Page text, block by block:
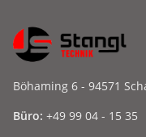
Böhaming 6 - 94571
Büro: +49 99 04 - 15 35